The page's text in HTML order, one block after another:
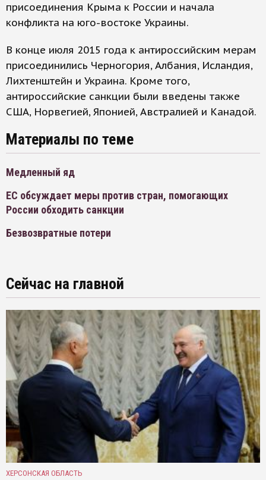
присоединения Крыма к России и начала
конфликта на юго-востоке Украины.
В конце июля 2015 года к антироссийским мерам
присоединились Черногория, Албания, Исландия,
Лихтенштейн и Украина. Кроме того,
антироссийские санкции были введены также
США, Норвегией, Японией, Австралией и Канадой.
Материалы по теме
Медленный яд
ЕС обсуждает меры против стран, помогающих
России обходить санкции
Безвозвратные потери
Сейчас на главной
ХЕРСОНСКАЯ ОБЛАСТЬ